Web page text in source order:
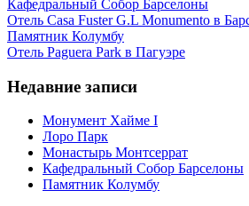
Кафeдрaльный Собор Барселоны
Отель Casa Fuster G.L Monumento в
Пaмятник Колумбу
Отель Paguera Park в Пагуэре
Недавние записи
Монумент Хайме I
Лоро Парк
Монастырь Монтсеррат
Кафeдрaльный Собор Барселоны
Пaмятник Колумбу